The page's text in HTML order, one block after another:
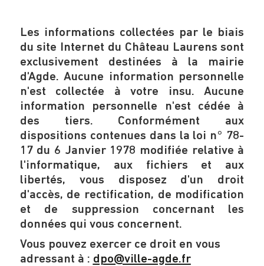
Les informations collectées par le biais
du site Internet du Château Laurens sont
exclusivement destinées à la mairie
d'Agde. Aucune information personnelle
n'est collectée à votre insu. Aucune
information personnelle n'est cédée à
des tiers. Conformément aux
dispositions contenues dans la loi n° 78-
17 du 6 Janvier 1978 modifiée relative à
l'informatique, aux fichiers et aux
libertés, vous disposez d'un droit
d'accès, de rectification, de modification
et de suppression concernant les
données qui vous concernent.
Vous pouvez exercer ce droit en vous
adressant à : dpo@ville-agde.fr